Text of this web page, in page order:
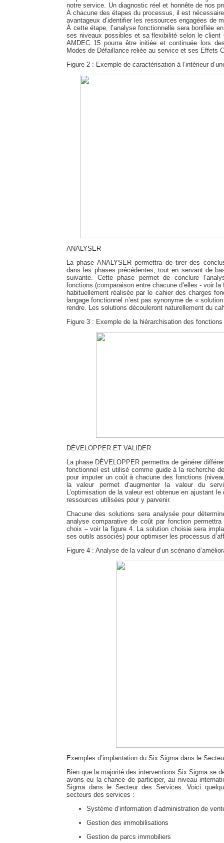
notre service. Un diagnostic réel et honnête de nos
À chacune des étapes du processus, il est
avantageux d’identifier les ressources engagées de
À cette étape, l’analyse fonctionnelle sera bonifiée
ses niveaux possibles et sa flexibilité selon le
AMDEC 15 pourra être initiée et continuée lors
Modes de Défaillance reliée au service et ses Effets
Figure 2 : Exemple de caractérisation à l’intérieur
ANALYSER
La phase ANALYSER permettra de tirer des
dans les phases précédentes, tout en servant de
suivante. Cette phase permet de conclure
fonctions (comparaison entre chacune d’elles - voir
habituellement réalisée par le cahier des charges
langage fonctionnel n’est pas synonyme de «
rendre. Les solutions découleront naturellement du
Figure 3 : Exemple de la hiérarchisation des fonctions
DÉVELOPPER ET VALIDER
La phase DÉVELOPPER permettra de générer
fonctionnel est utilisé comme guide à la recherche
pour imputer un coût à chacune des fonctions
la valeur permet d’augmenter la valeur du
L’optimisation de la valeur est obtenue en ajustant
ressources utilisées pour y parvenir.
Chacune des solutions sera analysée pour
analyse comparative de coût par fonction
choix – voir la figure 4. La solution choisie sera
ses outils associés) pour optimiser les processus
Figure 4 : Analyse de la valeur d’un scénario
Exemples d’implantation du Six Sigma dans le
Bien que la majorité des interventions Six Sigma se
avons eu la chance de participer, au niveau
Sigma dans le Secteur des Services. Voici
secteurs des services :
Système d’information d’administration de
Gestion des immobilisations
Gestion de parcs immobiliers